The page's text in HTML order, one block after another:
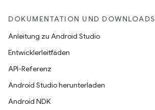
DOKUMENTATION UND DOWNLOADS
Anleitung zu Android Studio
Entwicklerleitfäden
API-Referenz
Android Studio herunterladen
Android NDK